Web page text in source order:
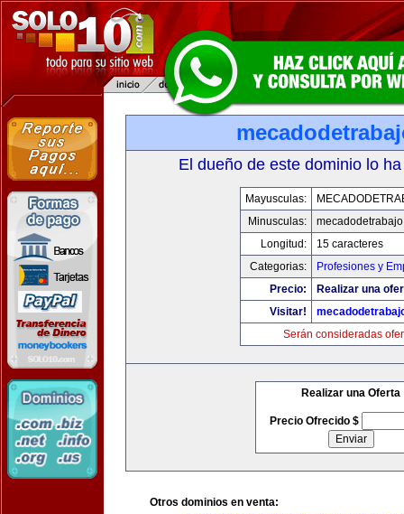
El dueño de este dominio lo
Mayusculas:
Minusculas:
Longitud:
15 caracteres
Categorias:
Profesiones y
Precio:
Realizar una
Visitar!
Serán consideradas
Realizar una Oferta
Precio Ofrecido $
Otros dominios en venta: